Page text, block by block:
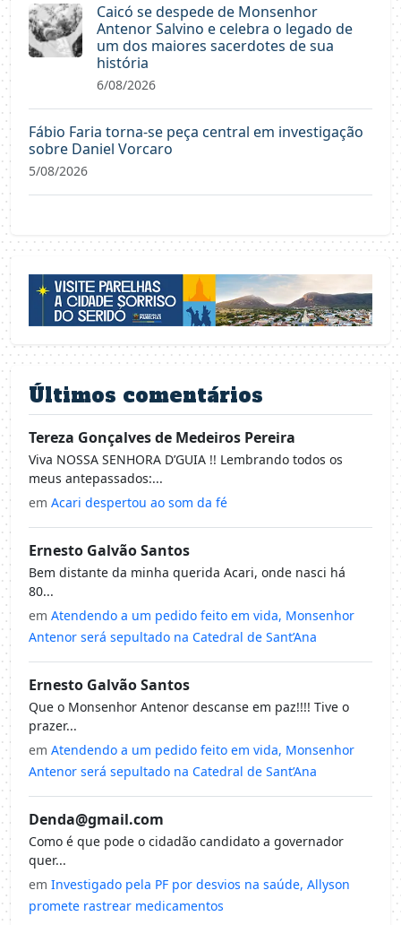
Caicó se despede de Monsenhor
Antenor Salvino e celebra o legado de
um dos maiores sacerdotes de sua
história
6/08/2026
Fábio Faria torna-se peça central em investigação
sobre Daniel Vorcaro
5/08/2026
Últimos comentários
Tereza Gonçalves de Medeiros Pereira
Viva NOSSA SENHORA D’GUIA !! Lembrando todos os
meus antepassados:...
em Acari despertou ao som da fé
Ernesto Galvão Santos
Bem distante da minha querida Acari, onde nasci há
80...
em Atendendo a um pedido feito em vida, Monsenhor
Antenor será sepultado na Catedral de Sant’Ana
Ernesto Galvão Santos
Que o Monsenhor Antenor descanse em paz!!!! Tive o
prazer...
em Atendendo a um pedido feito em vida, Monsenhor
Antenor será sepultado na Catedral de Sant’Ana
Denda@gmail.com
Como é que pode o cidadão candidato a governador
quer...
em Investigado pela PF por desvios na saúde, Allyson
promete rastrear medicamentos